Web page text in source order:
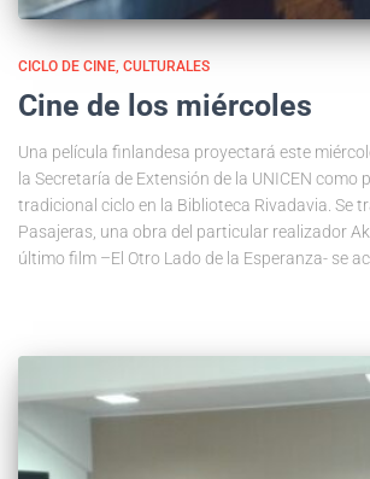
CICLO DE CINE CULTURALES
Cine de los miércoles
Una película finlandesa proyectará este
la Secretaría de Extensión de la UNICEN como
tradicional ciclo en la Biblioteca Rivadavia. Se
Pasajeras, una obra del particular realizador
último film –El Otro Lado de la Esperanza- se